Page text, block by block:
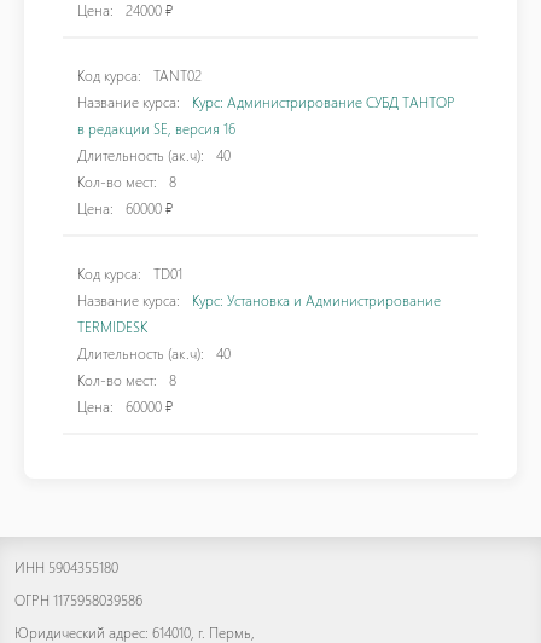
Цена:
24000 ₽
Код курса:
TANT02
Название курса:
Курс: Администрирование СУБД ТАНТОР
в редакции SE, версия 16
Длительность (ак.ч):
40
Кол-во мест:
8
Цена:
60000 ₽
Код курса:
TD01
Название курса:
Курс: Установка и Администрирование
TERMIDESK
Длительность (ак.ч):
40
Кол-во мест:
8
Цена:
60000 ₽
ИНН 5904355180
ОГРН 1175958039586
Юридический адрес: 614010, г. Пермь,